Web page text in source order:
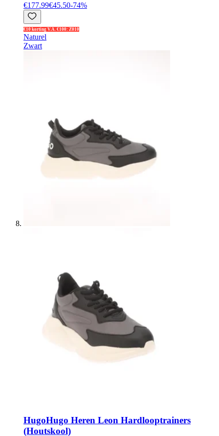
€177.99€45.50-74%
€10 korting V.A. €100: Z010
Naturel
Zwart
HugoHugo Heren Leon Hardlooptrainers
(Houtskool)